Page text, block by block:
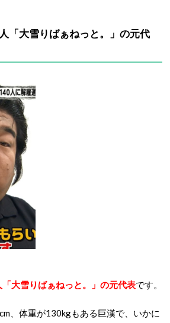
「大雪りばぁねっと。」の元代
大雪りばぁねっと。」の元代表です。
、体重が130kgもある巨漢で、いかに